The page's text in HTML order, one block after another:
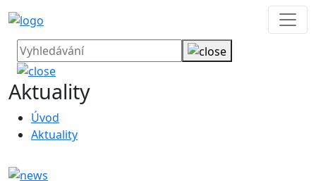
Aktuality
Úvod
Aktuality